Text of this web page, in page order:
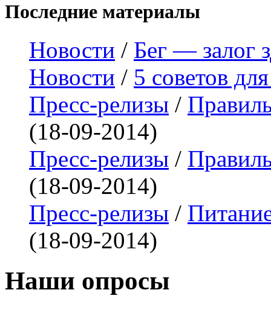
Последние материалы
Новости / Бег — залог
Новости / 5 советов
Пресс-релизы /
(18-09-2014)
Пресс-релизы /
(18-09-2014)
Пресс-релизы /
(18-09-2014)
Наши опросы